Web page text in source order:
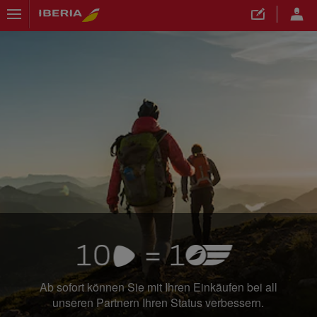
Ab sofort können Sie mit Ihren Einkäufen bei all
unseren Partnern Ihren Status verbessern.